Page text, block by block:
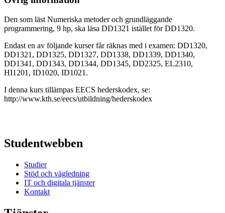
Den som läst Numeriska metoder och grundläggande
programmering, 9 hp, ska läsa DD1321 istället för DD1320.
Endast en av följande kurser får räknas med i examen: DD1320,
DD1321, DD1325, DD1327, DD1338, DD1339, DD1340,
DD1341, DD1343, DD1344, DD1345, DD2325, EL2310,
HI1201, ID1020, ID1021.
I denna kurs tillämpas EECS hederskodex, se:
http://www.kth.se/eecs/utbildning/hederskodex
Studentwebben
Studier
Stöd och vägledning
IT och digitala tjänster
Kontakt